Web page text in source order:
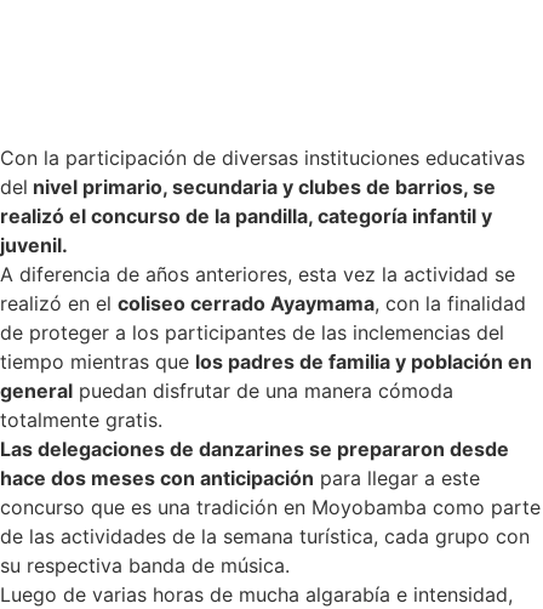
Con la participación de diversas instituciones educativas
del nivel primario, secundaria y clubes de barrios, se
realizó el concurso de la pandilla, categoría infantil y
juvenil.
A diferencia de años anteriores, esta vez la actividad se
realizó en el coliseo cerrado Ayaymama, con la finalidad
de proteger a los participantes de las inclemencias del
tiempo mientras que los padres de familia y población en
general puedan disfrutar de una manera cómoda
totalmente gratis.
Las delegaciones de danzarines se prepararon desde
hace dos meses con anticipación para llegar a este
concurso que es una tradición en Moyobamba como parte
de las actividades de la semana turística, cada grupo con
su respectiva banda de música.
Luego de varias horas de mucha algarabía e intensidad,